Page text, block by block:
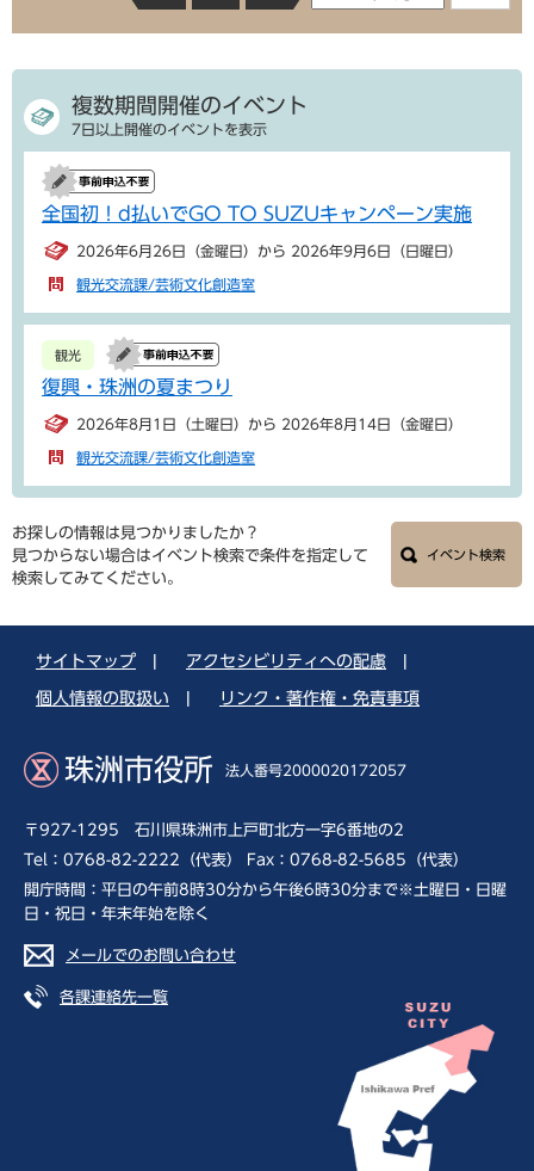
複数期間開催のイベント
7日以上開催のイベントを表示
全国初！d払いでGO TO SUZUキャンペーン実施
2026年6月26日（金曜日）から 2026年9月6日（日曜日）
観光交流課/芸術文化創造室
観光
復興・珠洲の夏まつり
2026年8月1日（土曜日）から 2026年8月14日（金曜日）
観光交流課/芸術文化創造室
お探しの情報は見つかりましたか？
見つからない場合はイベント検索で条件を指定して
検索してみてください。
イベント検索
サイトマップ アクセシビリティへの配慮
個人情報の取扱い リンク・著作権・免責事項
珠洲市役所 法人番号2000020172057
〒927-1295 石川県珠洲市上戸町北方一字6番地の2
Tel：0768-82-2222（代表） Fax：0768-82-5685（代表）
開庁時間：平日の午前8時30分から午後6時30分まで※土曜日・日曜
日・祝日・年末年始を除く
メールでのお問い合わせ
各課連絡先一覧